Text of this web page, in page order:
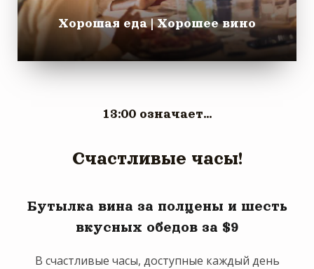
Хорошая еда | Хорошее вино
13:00 означает...
Счастливые часы!
Бутылка вина за полцены и шесть
вкусных обедов за $9
В счастливые часы, доступные каждый день